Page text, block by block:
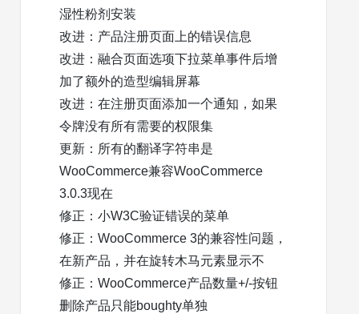
湿性粉剂安装
改进：产品注册页面上的错误信息
改进：融合页面选项下拉菜单事件后增
加了额外的造型编辑屏幕
改进：在注册页面添加一个通知，如果
令牌没有所有需要的权限集
更新：所有的翻译字符串是
WooCommerce兼容WooCommerce
3.0.3现在
修正：小W3C验证错误的菜单
修正：WooCommerce 3的兼容性问题，
在新产品，并在旋转木马元素显示不
修正：WooCommerce产品数量+/-按钮
删除产品只能boughty单独